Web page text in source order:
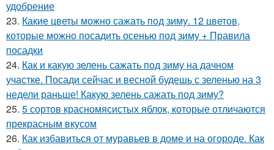
удобрение
23. Какие цветы можно сажать под зиму. 12 цветов,
которые можно посадить осенью под зиму + Правила
посадки
24. Как и какую зелень сажать под зиму на дачном
участке. Посади сейчас и весной будешь с зеленью на 3
недели раньше! Какую зелень сажать под зиму?
25. 5 сортов красномясистых яблок, которые отличаются
прекрасным вкусом
26. Как избавиться от муравьев в доме и на огороде. Как